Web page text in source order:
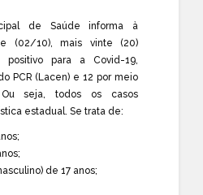
de Saúde informa à
(02/10), mais vinte (20)
positivo para a Covid-19,
PCR (Lacen) e 12 por meio
seja, todos os casos
estadual. Se trata de:
de 17 anos;